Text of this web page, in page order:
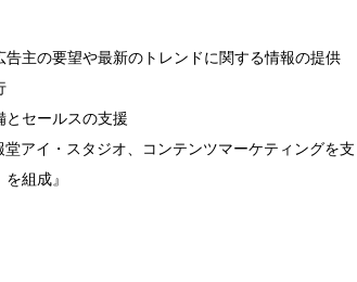
主の要望や最新のトレンドに関する情報の提供
とセールスの支援
アイ・スタジオ、コンテンツマーケティングを支
組成』